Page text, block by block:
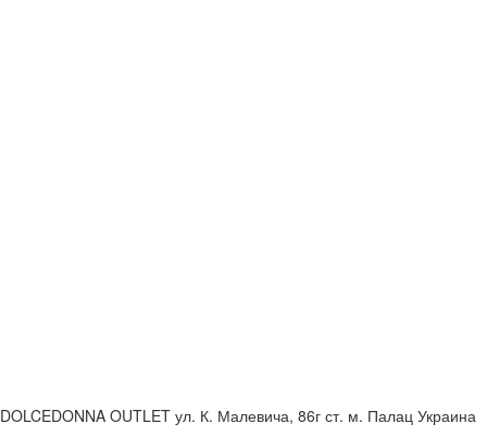
DOLCEDONNA OUTLET ул. К. Малевича, 86г ст. м. Палац Украина